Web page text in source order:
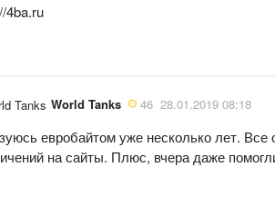
4ba.ru
World Tanks 46 28.01.2019 08:18
евробайтом уже несколько лет.
на сайты. Плюс, вчера даже